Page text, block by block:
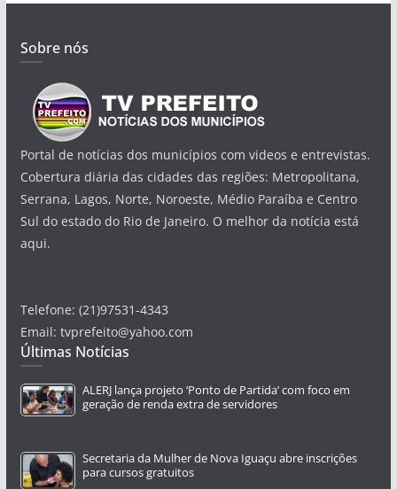
Sobre nós
Portal de notícias dos municípios com videos e entrevistas.
Cobertura diária das cidades das regiões: Metropolitana,
Serrana, Lagos, Norte, Noroeste, Médio Paraíba e Centro
Sul do estado do Rio de Janeiro. O melhor da notícia está
aqui.
Telefone: (21)97531-4343
Email: tvprefeito@yahoo.com
Últimas Notícias
ALERJ lança projeto ‘Ponto de Partida’ com foco em
geração de renda extra de servidores
Secretaria da Mulher de Nova Iguaçu abre inscrições
para cursos gratuitos